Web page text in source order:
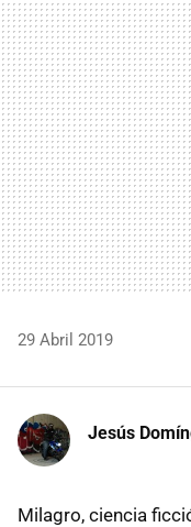
29 Abril 2019
Jesús
Milagro, ciencia